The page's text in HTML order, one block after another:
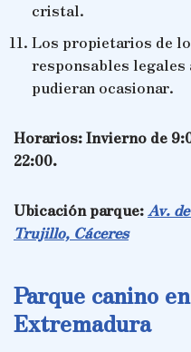
cristal.
Los propietarios de
responsables legales
pudieran ocasionar.
Horarios: Invierno de
22:00.
Ubicación parque:Av.
Trujillo, Cáceres
Parque canino
Extremadura